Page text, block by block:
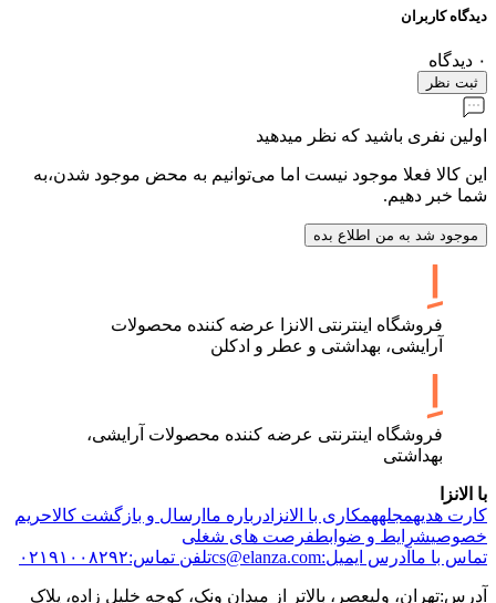
دیدگاه کاربران
۰ دیدگاه
ثبت نظر
اولین نفری باشید که نظر میدهید
این کالا فعلا موجود نیست اما می‌توانیم به محض موجود شدن،به
شما خبر دهیم.
موجود شد به من اطلاع بده
فروشگاه اینترنتی الانزا عرضه کننده محصولات
آرایشی، بهداشتی و عطر و ادکلن
فروشگاه اینترنتی عرضه کننده محصولات آرایشی،
بهداشتی
با الانزا
کارت هدیهمجلههمکاری با الانزا درباره ما ارسال و بازگشت کالاحریم
خصوصیشرایط و ضوابطفرصت های شغلی
تماس با ما آدرس ایمیل:cs@elanza.com تلفن تماس:۰۲۱۹۱۰۰۸۲۹۲
آدرس:تهران، ولیعصر، بالاتر از میدان ونک، کوچه خلیل زاده، پلاک